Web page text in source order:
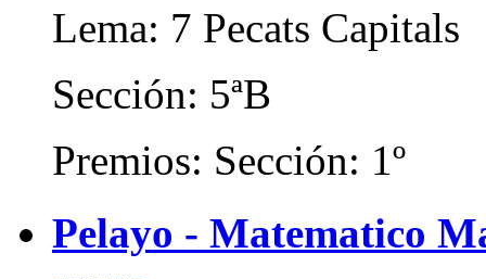
Lema: 7 Pecats Capitals
Sección: 5ªB
Premios: Sección: 1º
Pelayo - Matematico